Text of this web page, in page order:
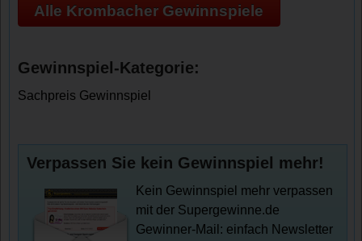
Alle Krombacher Gewinnspiele
Gewinnspiel-Kategorie:
Sachpreis Gewinnspiel
Verpassen Sie kein Gewinnspiel mehr!
Kein Gewinnspiel mehr verpassen
mit der Supergewinne.de
Gewinner-Mail: einfach Newsletter